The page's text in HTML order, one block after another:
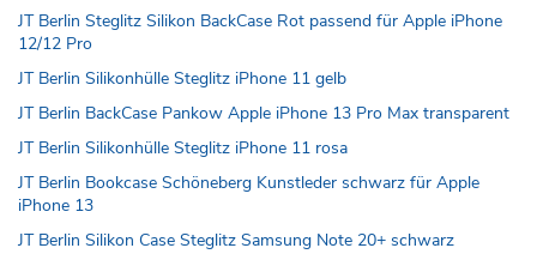
JT Berlin Steglitz Silikon BackCase Rot passend für Apple iPhone
12/12 Pro
JT Berlin Silikonhülle Steglitz iPhone 11 gelb
JT Berlin BackCase Pankow Apple iPhone 13 Pro Max transparent
JT Berlin Silikonhülle Steglitz iPhone 11 rosa
JT Berlin Bookcase Schöneberg Kunstleder schwarz für Apple
iPhone 13
JT Berlin Silikon Case Steglitz Samsung Note 20+ schwarz